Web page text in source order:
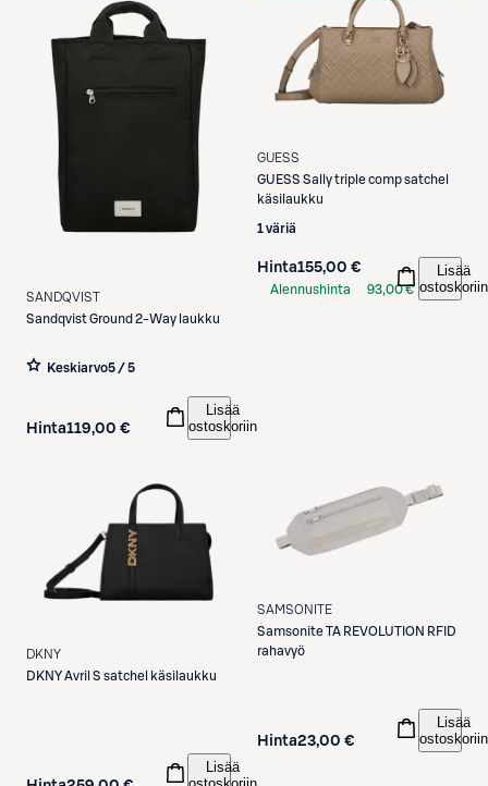
SANDQVIST
SandqvistGround 2-Way laukku
Keskiarvo5 / 5
Hinta119,00 €
Lisää
ostoskoriin
GUESS
GUESS Sally triple comp satchel
käsilaukku
1 väriä
Hinta155,00 €
Alennushinta
93,00 €
Lisää
ostoskoriin
DKNY
DKNYAvril S satchel käsilaukku
Lisää
SAMSONITE
SamsoniteTA REVOLUTION RFID
rahavyö
Hinta23,00 €
Lisää
ostoskoriin